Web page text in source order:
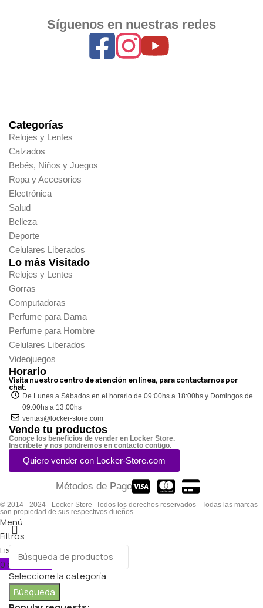
Síguenos en nuestras redes
Categorías
Relojes y Lentes
Calzados
Bebés, Niños y Juegos
Ropa y Accesorios
Electrónica
Salud
Belleza
Deporte
Celulares Liberados
Lo más Visitado
Relojes y Lentes
Gorras
Computadoras
Perfume para Dama
Perfume para Hombre
Celulares Liberados
Videojuegos
Horario
Visita nuestro centro de atención en línea, para contactarnos por
chat.
De Lunes a Sábados en el horario de 09:00hs a 18:00hs y Domingos de
09:00hs a 13:00hs
ventas@locker-store.com
Vende tu productos
Conoce los beneficios de vender en Locker Store.
Inscríbete y nos pondremos en contacto contigo.
Quiero vender con Locker-Store.com
Métodos de Pago
© 2014 - 2024 - Locker Store- Todos los derechos reservados - Todas las marcas
son propiedad de sus respectivos dueños
Seleccione la categoría
Búsqueda
Menú
Filtros
Lista de deseos
0 elementosCarro